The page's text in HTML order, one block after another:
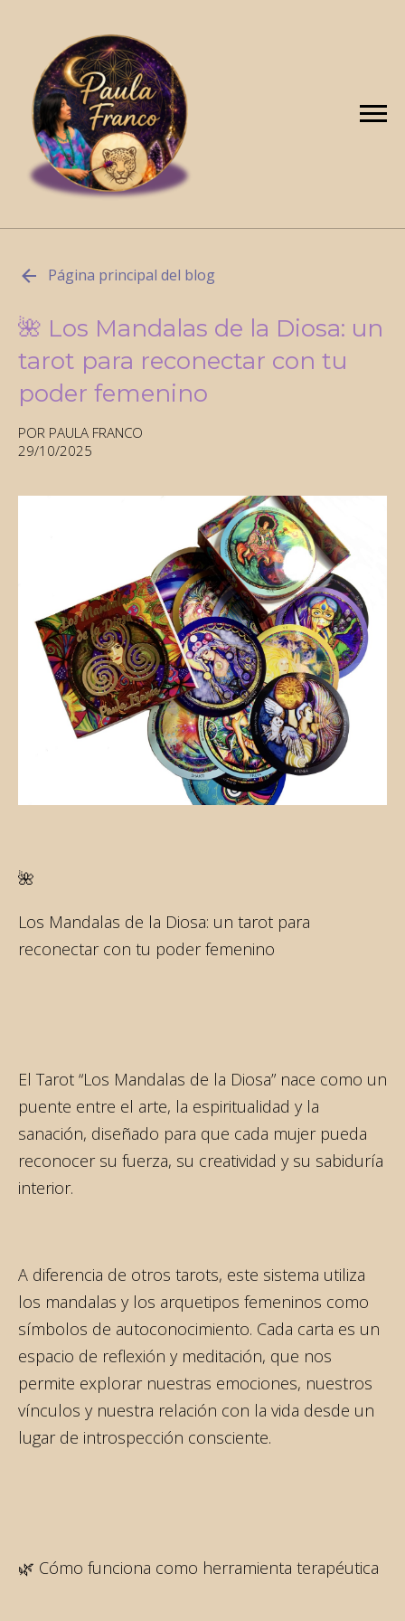
Página principal del blog
🌺 Los Mandalas de la Diosa: un
tarot para reconectar con tu
poder femenino
POR PAULA FRANCO
29/10/2025
🌺
Los Mandalas de la Diosa: un tarot para
reconectar con tu poder femenino
El Tarot “Los Mandalas de la Diosa” nace como un
puente entre el arte, la espiritualidad y la
sanación, diseñado para que cada mujer pueda
reconocer su fuerza, su creatividad y su sabiduría
interior.
A diferencia de otros tarots, este sistema utiliza
los mandalas y los arquetipos femeninos como
símbolos de autoconocimiento. Cada carta es un
espacio de reflexión y meditación, que nos
permite explorar nuestras emociones, nuestros
vínculos y nuestra relación con la vida desde un
lugar de introspección consciente.
🌿 Cómo funciona como herramienta terapéutica